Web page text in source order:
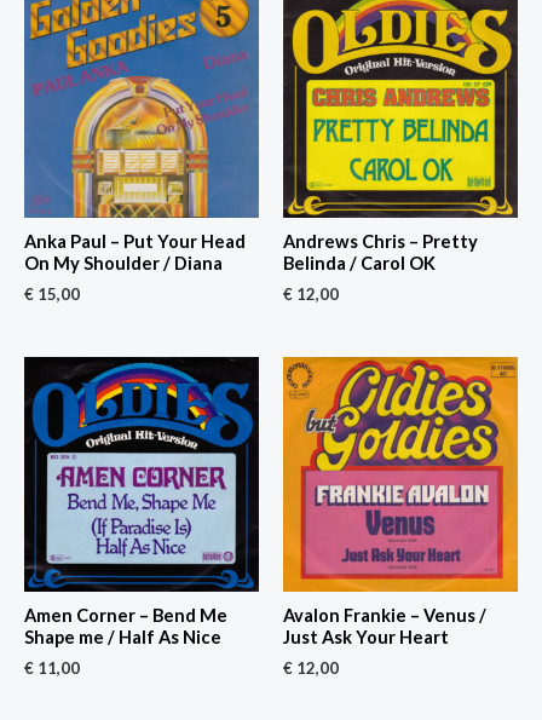
Anka Paul – Put Your Head
On My Shoulder / Diana
€ 15,00
Andrews Chris – Pretty
Belinda / Carol OK
€ 12,00
Amen Corner – Bend Me
Shape me / Half As Nice
€ 11,00
Avalon Frankie – Venus /
Just Ask Your Heart
€ 12,00